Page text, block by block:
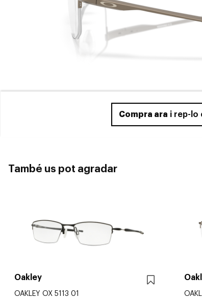
Compra ara i rep-lo
També us pot agradar
Oakley
OAKLEY OX 5113 01